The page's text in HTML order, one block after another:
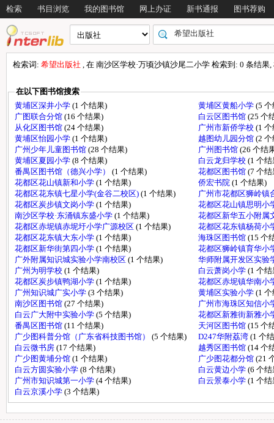
检索 书目浏览 我的图书馆 网上办证 新书通报 图书荐购
检索词: 希望出版社 , 在 南沙区学校·万顷沙镇沙尾二小学 检索到: 0 条结果
在以下图书馆搜索
黄埔区深井小学 (1 个结果) 黄埔区黄船小学 (5
广图联合分馆 (16 个结果) 白云区图书馆 (25 个
从化区图书馆 (24 个结果) 广州市新侨学校 (1
黄埔区怡园小学 (1 个结果) 越图幼儿园分馆 (2
广州少年儿童图书馆 (28 个结果) 广州图书馆 (26 个结
黄埔区夏园小学 (8 个结果) 白云龙归学校 (1 个结
番禺区图书馆（德兴小学） (1 个结果) 花都区图书馆 (7 个结
花都区花山镇新和小学 (1 个结果) 侨宏书院 (1 个结果)
花都区花东镇七星小学(金谷二校区) (1 个结果)
广州市花都区狮岭镇
花都区炭步镇文岗小学 (1 个结果)
花都区花山镇思明小
南沙区学校·东涌镇东盛小学 (1 个结果)
花都区新华五小附属
花都区赤坭镇赤坭圩小学广源校区 (1 个结果)
花都区花东镇杨荷小
花都区花东镇大东小学 (1 个结果) 海珠区图书馆 (15 个
花都区新华街第四小学 (1 个结果)
花都区狮岭镇育华小
广外附属知识城实验小学南校区 (1 个结果)
华师附属开发区实验
广州为明学校 (1 个结果) 白云萧岗小学 (1 个结
花都区炭步镇鸭湖小学 (1 个结果)
花都区赤坭镇华南小
广州知识城广实小学 (3 个结果) 黄埔区实验小学 (1
南沙区图书馆 (27 个结果)
广州市海珠区知信小
白云广大附中实验小学 (5 个结果)
花都区新雅街新雅小
番禺区图书馆 (11 个结果) 天河区图书馆 (15 个
广少图科普分馆（广东省科技图书馆） (5 个结果) D247华附荔湾 (1 个
白云微书房 (17 个结果) 越秀区图书馆 (14 个
广少图黄埔分馆 (1 个结果) 广少图花都分馆 (21
白云方圆实验小学 (8 个结果) 白云黄边小学 (6 个结
广州市知识城第一小学 (4 个结果) 白云景泰小学 (1 个结
白云京溪小学 (3 个结果)